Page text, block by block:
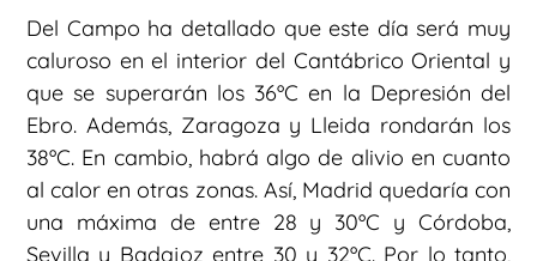
Del Campo ha detallado que este día será muy
caluroso en el interior del Cantábrico Oriental y
que se superarán los 36ºC en la Depresión del
Ebro. Además, Zaragoza y Lleida rondarán los
38ºC. En cambio, habrá algo de alivio en cuanto
al calor en otras zonas. Así, Madrid quedaría con
una máxima de entre 28 y 30ºC y Córdoba,
Sevilla y Badajoz entre 30 y 32ºC. Por lo tanto,